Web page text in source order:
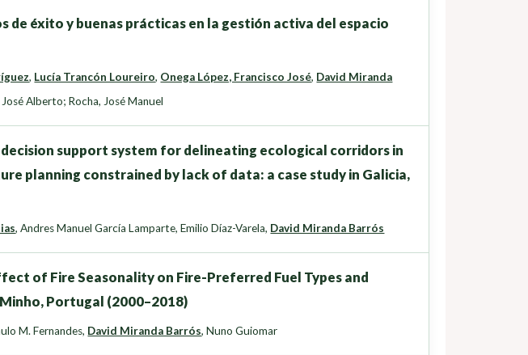
de éxito y buenas prácticas en la gestión activa del espacio
, Lucía Trancón Loureiro, Onega López, Francisco José, David Miranda
José Alberto; Rocha, José Manuel
support system for delineating ecological corridors in
planning constrained by lack of data: a case study in Galicia,
,Andres Manuel García Lamparte,Emilio Díaz-Varela, David Miranda Barrós
of Fire Seasonality on Fire-Preferred Fuel Types and
Portugal (2000–2018)
M. Fernandes, David Miranda Barrós,Nuno Guiomar